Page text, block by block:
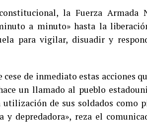
la Fuerza Armada
a minuto» hasta la
para vigilar, disuadir y
cese de inmediato estas acciones
un llamado al pueblo
de sus soldados como
depredadora», reza el